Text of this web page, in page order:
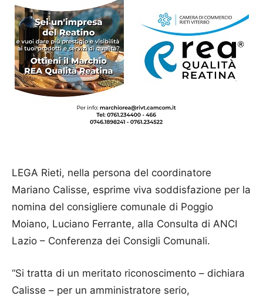
LEGA Rieti, nella persona del coordinatore
Mariano Calisse, esprime viva soddisfazione per la
nomina del consigliere comunale di Poggio
Moiano, Luciano Ferrante, alla Consulta di ANCI
Lazio – Conferenza dei Consigli Comunali.
“Si tratta di un meritato riconoscimento – dichiara
Calisse – per un amministratore serio,